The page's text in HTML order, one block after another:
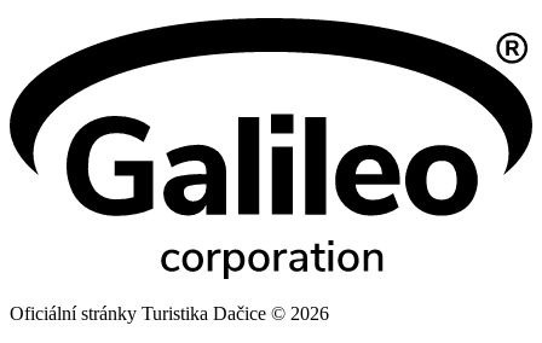
Oficiální stránky Turistika Dačice © 2026